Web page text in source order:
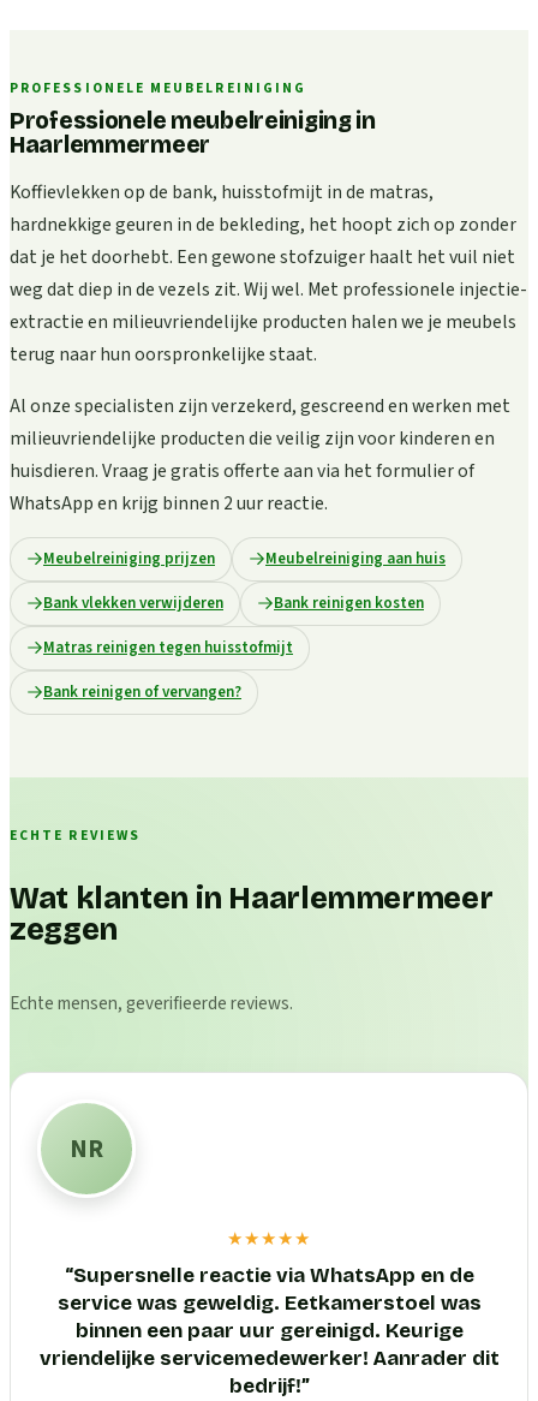
PROFESSIONELE MEUBELREINIGING
Professionele meubelreiniging in
Haarlemmermeer
Koffievlekken op de bank, huisstofmijt in de matras,
hardnekkige geuren in de bekleding, het hoopt zich op zonder
dat je het doorhebt. Een gewone stofzuiger haalt het vuil niet
weg dat diep in de vezels zit. Wij wel. Met professionele injectie-
extractie en milieuvriendelijke producten halen we je meubels
terug naar hun oorspronkelijke staat.
Al onze specialisten zijn verzekerd, gescreend en werken met
milieuvriendelijke producten die veilig zijn voor kinderen en
huisdieren. Vraag je gratis offerte aan via het formulier of
WhatsApp en krijg binnen 2 uur reactie.
Meubelreiniging prijzen Meubelreiniging aan huis
Bank vlekken verwijderen Bank reinigen kosten
Matras reinigen tegen huisstofmijt
Bank reinigen of vervangen?
ECHTE REVIEWS
Wat klanten in Haarlemmermeer
zeggen
Echte mensen, geverifieerde reviews.
NR
★★★★★
“Supersnelle reactie via WhatsApp en de
service was geweldig. Eetkamerstoel was
binnen een paar uur gereinigd. Keurige
vriendelijke servicemedewerker! Aanrader dit
bedrijf!”